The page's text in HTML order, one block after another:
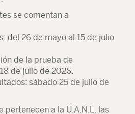
se comentan a
del 26 de mayo al 15 de julio
de la prueba de
de julio de 2026.
sábado 25 de julio de
pertenecen a la U.A.N.L. las